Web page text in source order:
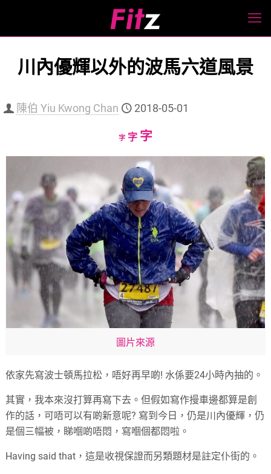
川內優輝以外的波馬六道風景
陳伯 Yiu Kwong Chan 2018-05-01
字Decrease
size.
字Reset
size.
字Increase
size.
圖片來源
依家先寫波士頓馬拉松，唔好再早啲! 水係要24小時內抽的。
其實，我本來沒打算再寫下去。但假如寫作摱車邊都算是創
作的話，可唔可以有啲新意呢? 寫到今日，仍是川內優輝，仍
是個三幅被，睇嗰啲唔悶，寫嗰個都悶啦。
Having said that，這是收視保證而另類題材是註定仆街的。